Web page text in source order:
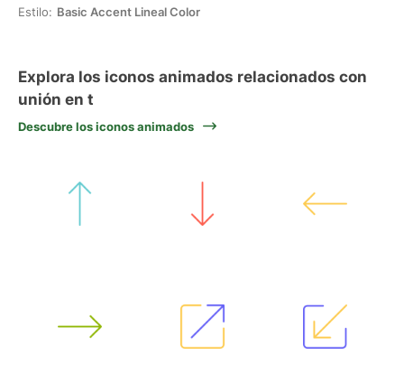
Estilo: Basic Accent Lineal Color
Explora los iconos animados relacionados con
unión en t
Descubre los iconos animados